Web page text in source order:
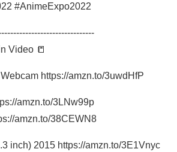
#AnimeExpo2022
Video 📒
https://amzn.to/3uwdHfP
amzn.to/3LNw99p
amzn.to/38CEWN8
inch) 2015 https://amzn.to/3E1Vnyc